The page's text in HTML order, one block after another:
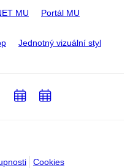
MU Portál MU
Jednotný vizuální styl
Cookies
Email
PřidatPřidat